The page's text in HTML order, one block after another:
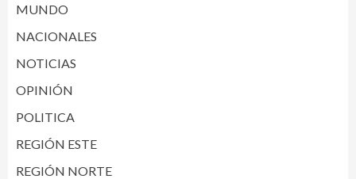
MUNDO
NACIONALES
NOTICIAS
OPINIÓN
POLITICA
REGIÓN ESTE
REGIÓN NORTE